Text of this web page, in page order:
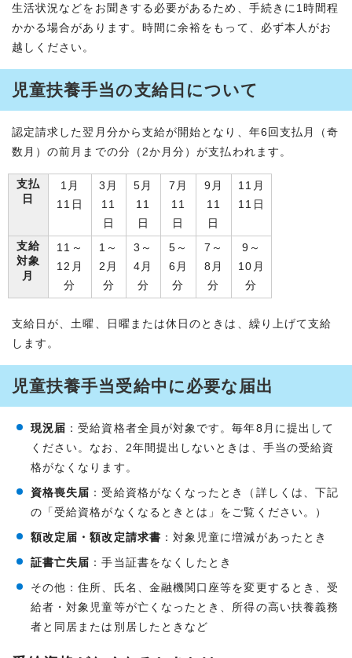
生活状況などをお聞きする必要があるため、手続きに1時間程
かかる場合があります。時間に余裕をもって、必ず本人がお
越しください。
児童扶養手当の支給日について
認定請求した翌月分から支給が開始となり、年6回支払月（奇
数月）の前月までの分（2か月分）が支払われます。
支払
日
1月
11日
3月
11
日
5月
11
日
7月
11
日
9月
11
日
11月
11日
支給
対象
月
11～
12月
分
1～
2月
分
3～
4月
分
5～
6月
分
7～
8月
分
9～
10月
分
支給日が、土曜、日曜または休日のときは、繰り上げて支給
します。
児童扶養手当受給中に必要な届出
現況届 ：受給資格者全員が対象です。毎年8月に提出して
ください。なお、2年間提出しないときは、手当の受給資
格がなくなります。
資格喪失届 ：受給資格がなくなったとき（詳しくは、下記
の「受給資格がなくなるときとは」をご覧ください。）
額改定届・額改定請求書 ：対象児童に増減があったとき
証書亡失届 ：手当証書をなくしたとき
その他：住所、氏名、金融機関口座等を変更するとき、受
給者・対象児童等が亡くなったとき、所得の高い扶養義務
者と同居または別居したときなど